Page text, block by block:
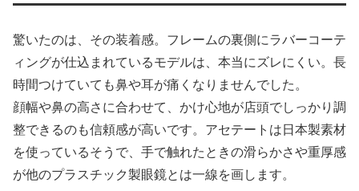
驚いたのは、その装着感。フレームの裏側にラバーコーテ
ィングが仕込まれているモデルは、本当にズレにくい。長
時間つけていても鼻や耳が痛くなりませんでした。
顔幅や鼻の高さに合わせて、かけ心地が店頭でしっかり調
整できるのも信頼感が高いです。アセテートは日本製素材
を使っているそうで、手で触れたときの滑らかさや重厚感
が他のプラスチック製眼鏡とは一線を画します。